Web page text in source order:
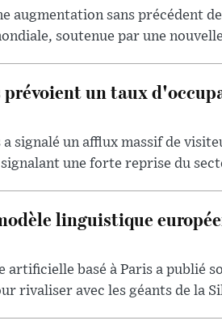
augmentation sans précédent
soutenue par une
un taux
signalé un afflux massif de
une forte reprise du
linguistique
basé à Paris a publié
rivaliser avec les géants de la